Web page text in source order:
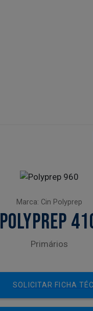
Marca: Cin Polyprep
POLYPREP
Primários
SOLICITAR FICHA